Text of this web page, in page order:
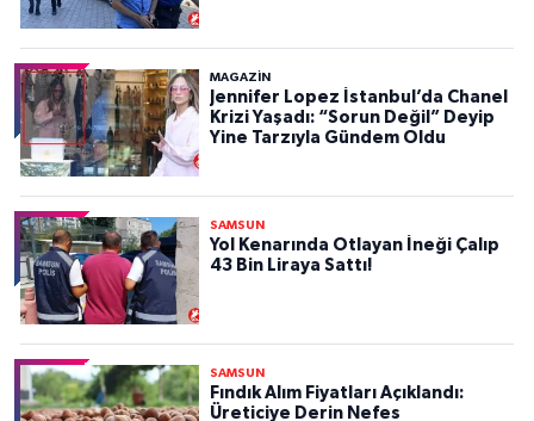
MAGAZİN
Jennifer Lopez İstanbul’da Chanel
Krizi Yaşadı: “Sorun Değil” Deyip
Yine Tarzıyla Gündem Oldu
SAMSUN
Yol Kenarında Otlayan İneği Çalıp
43 Bin Liraya Sattı!
SAMSUN
Fındık Alım Fiyatları Açıklandı:
Üreticiye Derin Nefes